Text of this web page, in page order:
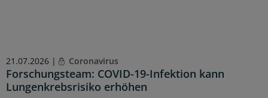
21.07.2026 | Coronavirus
Forschungsteam: COVID-19-Infektion kann
Lungenkrebsrisiko erhöhen